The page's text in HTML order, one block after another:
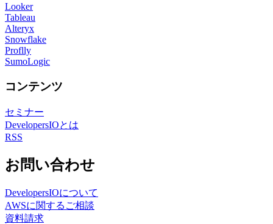
Looker
Tableau
Alteryx
Snowflake
Proflly
SumoLogic
コンテンツ
セミナー
DevelopersIOとは
RSS
お問い合わせ
DevelopersIOについて
AWSに関するご相談
資料請求